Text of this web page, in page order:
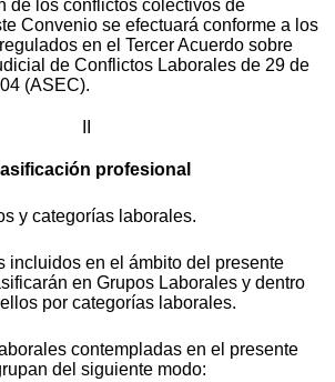
de los conflictos colectivos de
Convenio se efectuará conforme a los
en el Tercer Acuerdo sobre
de Conflictos Laborales de 29 de
(ASEC).
profesional
y categorías laborales.
incluidos en el ámbito del presente
en Grupos Laborales y dentro
por categorías laborales.
contempladas en el presente
del siguiente modo: